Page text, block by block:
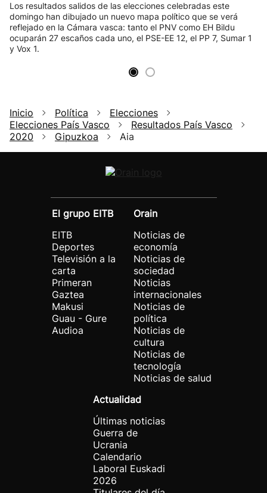
Los resultados salidos de las elecciones celebradas este
domingo han dibujado un nuevo mapa político que se verá
reflejado en la Cámara vasca: tanto el PNV como EH Bildu
ocuparán 27 escaños cada uno, el PSE-EE 12, el PP 7, Sumar 1
y Vox 1.
Inicio Política
Elecciones
Elecciones País Vasco
Resultados País Vasco
2020
Gipuzkoa Aia
El grupo EITB
EITB
Deportes
Televisión a la
carta
Primeran
Gaztea
Makusi
Guau - Gure
Audioa
Orain
Noticias de
economía
Noticias de
sociedad
Noticias
internacionales
Noticias de
política
Noticias de
cultura
Noticias de
tecnología
Noticias de salud
Actualidad
Últimas noticias
Guerra de
Ucrania
Calendario
Laboral Euskadi
2026